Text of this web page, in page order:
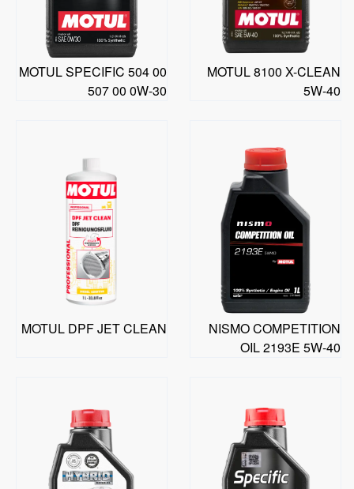
MOTUL 8100 X-CLEAN
5W-40
MOTUL SPECIFIC 504 00
507 00 0W-30
NISMO COMPETITION
OIL 2193E 5W-40
MOTUL DPF JET CLEAN